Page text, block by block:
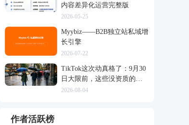
内容差异化运营完整版
2026-05-25
Myybiz——B2B独立站私域增
长引擎
2026-07-22
TikTok这次动真格了：9月30
日大限前，这些没资质的货
一律清退
2026-08-04
作者活跃榜